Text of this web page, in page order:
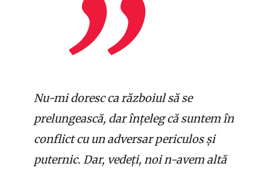
Nu-mi doresc ca războiul să se
prelungească, dar înțeleg că suntem în
conflict cu un adversar periculos și
puternic. Dar, vedeți, noi n-avem altă